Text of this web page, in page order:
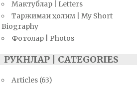
Мактублар | Letters
Таржимаи ҳолим | My Short
Biography
Фотолар | Photos
РУКНЛАР | CATEGORIES
Articles(63)